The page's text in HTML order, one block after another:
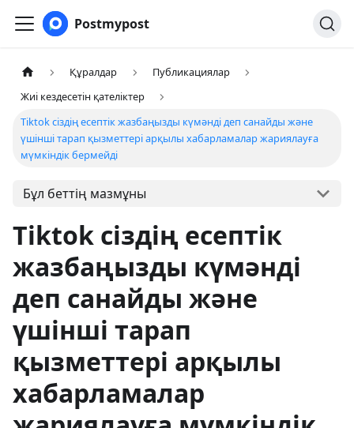
Postmypost
Құралдар
Публикациялар
Жиі кездесетін қателіктер
Tiktok сіздің есептік жазбаңызды күмәнді деп санайды және
үшінші тарап қызметтері арқылы хабарламалар жариялауға
мүмкіндік бермейді
Бұл беттің мазмұны
Tiktok сіздің есептік
жазбаңызды күмәнді
деп санайды және
үшінші тарап
қызметтері арқылы
хабарламалар